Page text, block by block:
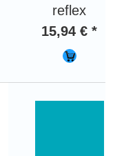
reflex
15,94 € *